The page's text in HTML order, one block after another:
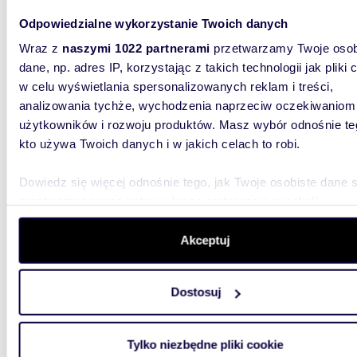
Odpowiedzialne wykorzystanie Twoich danych
Wraz z naszymi 1022 partnerami przetwarzamy Twoje
dane, np. adres IP, korzystając z takich technologii jak pliki
w celu wyświetlania spersonalizowanych reklam i treści,
analizowania tychże, wychodzenia naprzeciw oczekiwaniom
użytkowników i rozwoju produktów. Masz wybór odnośnie
kto używa Twoich danych i w jakich celach to robi.
Dowiedz się więcej odnośnie tego, jak Twoje osobiste dane
szczegółów. W Deklaracji plików cookie możesz zmienić
wycofać swoją zgodę w dowolnej chwili.
aby oferować funkcje społecznościowe i analizować ruch w
witrynie. Informacje o tym, jak korzystasz z naszej witryny,
analitycznym. Partnerzy mogą połączyć te informacje z
Akceptuj
Dostosuj
Tylko niezbędne pliki cookie
WYRÓŻNIONE
Sprzedam dom bliźniak z kominkiem i tarasem w
1
dom
96,30
WYRÓŻNIONE